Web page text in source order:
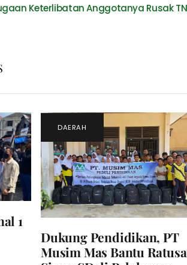
Keterlibatan Anggotanya Rusak
1
DAERAH
Dukung Pendidikan, PT
Musim Mas Bantu